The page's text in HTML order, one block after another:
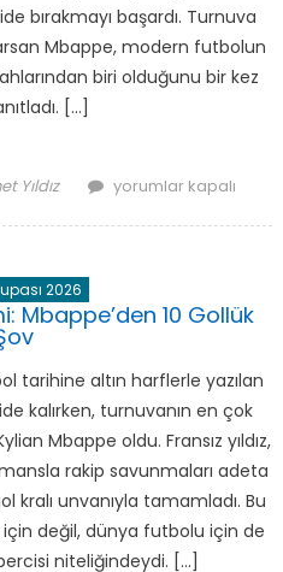
bırakmayı başardı. Turnuva
Mbappe, modern futbolun
biri olduğunu bir kez
[…]
Yıldız
Altın
En
Golcüsü
için
yorumlar kapalı
2026
Mbappe’den 10 Gollük
tarihine altın harflerle yazılan
kalırken, turnuvanın en çok
Mbappe oldu. Fransız yıldız,
rakip savunmaları adeta
kralı unvanıyla tamamladı. Bu
için değil, dünya futbolu için de
niteliğindeydi. […]